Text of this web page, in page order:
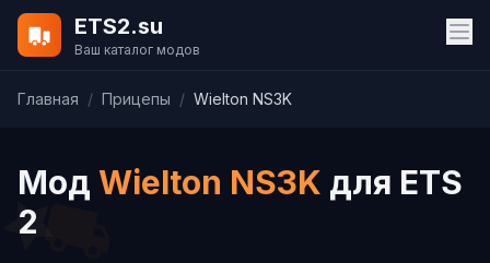
ETS2.su
Ваш каталог модов
Главная / Прицепы / Wielton NS3K
Мод Wielton NS3K для ETS
2